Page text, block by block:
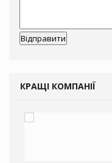
КРАЩІ КОМПАНІЇ